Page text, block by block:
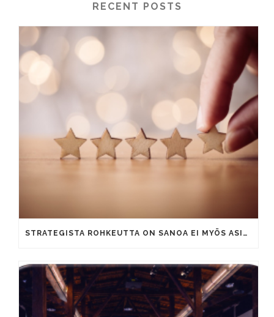
RECENT POSTS
STRATEGISTA ROHKEUTTA ON SANOA EI MYÖS ASIAKKAILLE